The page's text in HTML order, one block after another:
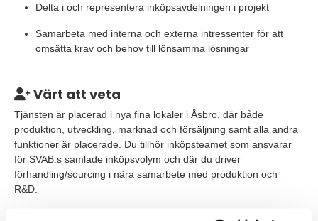
Delta i och representera inköpsavdelningen i projekt
Samarbeta med interna och externa intressenter för att
omsätta krav och behov till lönsamma lösningar
Värt att veta
Tjänsten är placerad i nya fina lokaler i Åsbro, där både
produktion, utveckling, marknad och försäljning samt alla andra
funktioner är placerade. Du tillhör inköpsteamet som ansvarar
för SVAB:s samlade inköpsvolym och där du driver
förhandling/sourcing i nära samarbete med produktion och
R&D.